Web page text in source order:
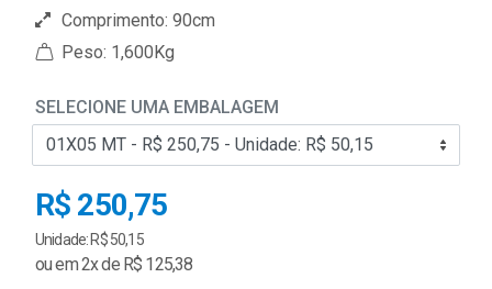
Comprimento: 90cm
Peso: 1,600Kg
SELECIONE UMA EMBALAGEM
R$ 250,75
Unidade: R$ 50,15
ou em 2x de R$ 125,38